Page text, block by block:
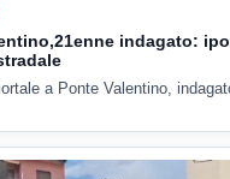
indagato:
a Ponte Valentino,